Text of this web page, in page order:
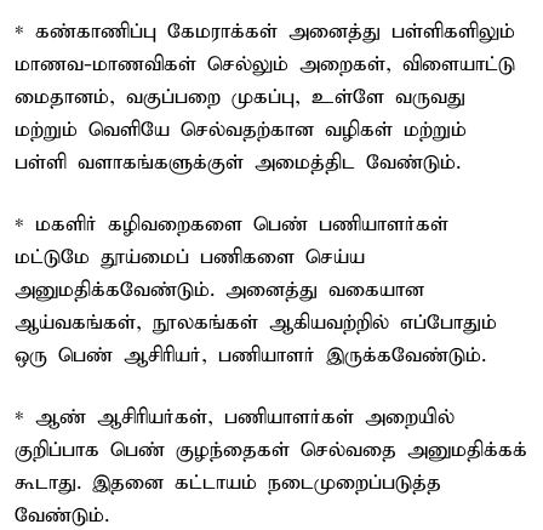
* கண்காணிப்பு கேமராக்கள் அனைத்து பள்ளிகளிலும்
மாணவ-மாணவிகள் செல்லும் அறைகள், விளையாட்டு
மைதானம், வகுப்பறை முகப்பு, உள்ளே வருவது
மற்றும் வெளியே செல்வதற்கான வழிகள் மற்றும்
பள்ளி வளாகங்களுக்குள் அமைத்திட வேண்டும்.
* மகளிர் கழிவறைகளை பெண் பணியாளர்கள்
மட்டுமே தூய்மைப் பணிகளை செய்ய
அனுமதிக்கவேண்டும். அனைத்து வகையான
ஆய்வகங்கள், நூலகங்கள் ஆகியவற்றில் எப்போதும்
ஒரு பெண் ஆசிரியர், பணியாளர் இருக்கவேண்டும்.
* ஆண் ஆசிரியர்கள், பணியாளர்கள் அறையில்
குறிப்பாக பெண் குழந்தைகள் செல்வதை அனுமதிக்கக்
கூடாது. இதனை கட்டாயம் நடைமுறைப்படுத்த
வேண்டும்.